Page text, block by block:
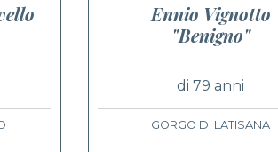
Ennio Vignotto
"Benigno"
di 79 anni
GORGO DI LATISANA